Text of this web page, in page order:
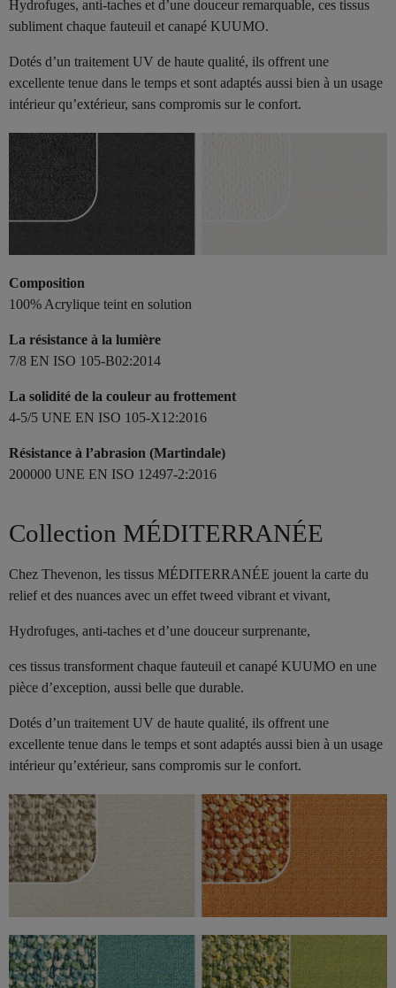
Hydrofuges, anti-taches et d’une douceur remarquable, ces tissus
subliment chaque fauteuil et canapé KUUMO.
Dotés d’un traitement UV de haute qualité, ils offrent une
excellente tenue dans le temps et sont adaptés aussi bien à un usage
intérieur qu’extérieur, sans compromis sur le confort.
Composition
100% Acrylique teint en solution
La résistance à la lumière
7/8 EN ISO 105-B02:2014
La solidité de la couleur au frottement
4-5/5 UNE EN ISO 105-X12:2016
Résistance à l’abrasion (Martindale)
200000 UNE EN ISO 12497-2:2016
Collection MÉDITERRANÉE
Chez Thevenon, les tissus MÉDITERRANÉE jouent la carte du
relief et des nuances avec un effet tweed vibrant et vivant,
Hydrofuges, anti-taches et d’une douceur surprenante,
ces tissus transforment chaque fauteuil et canapé KUUMO en une
pièce d’exception, aussi belle que durable.
Dotés d’un traitement UV de haute qualité, ils offrent une
excellente tenue dans le temps et sont adaptés aussi bien à un usage
intérieur qu’extérieur, sans compromis sur le confort.